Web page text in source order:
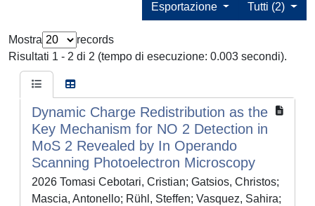
Tutti (2)
Esportazione
Mostra
records
Risultati 1 - 2 di 2 (tempo di esecuzione: 0.003 secondi).
Dynamic Charge Redistribution as the
Key Mechanism for NO 2 Detection in
MoS 2 Revealed by In Operando
Scanning Photoelectron Microscopy
2026 Tomasi Cebotari, Cristian; Gatsios, Christos;
Mascia, Antonello; Rühl, Steffen; Vasquez, Sahira;